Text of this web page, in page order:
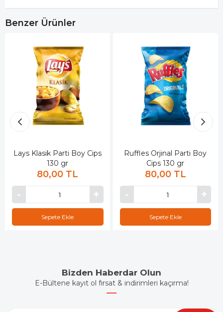
Benzer Ürünler
Lays Klasik Parti Boy Cips
130 gr
80,00 TL
Sepete Ekle
Ruffles Orjinal Parti Boy
Cips 130 gr
80,00 TL
Sepete Ekle
Bizden Haberdar Olun
E-Bültene kayıt ol fırsat & indirimleri kaçırma!